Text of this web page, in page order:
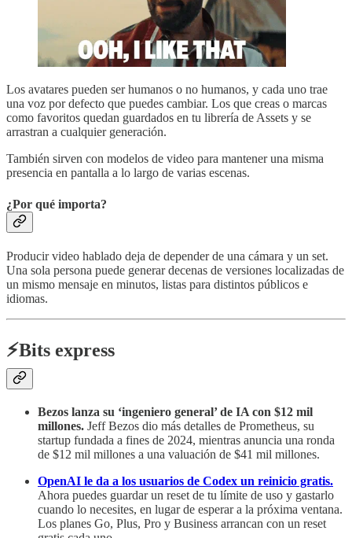
Los avatares pueden ser humanos o no humanos, y cada uno trae
una voz por defecto que puedes cambiar. Los que creas o marcas
como favoritos quedan guardados en tu librería de Assets y se
arrastran a cualquier generación.
También sirven con modelos de video para mantener una misma
presencia en pantalla a lo largo de varias escenas.
¿Por qué importa?
Producir video hablado deja de depender de una cámara y un set.
Una sola persona puede generar decenas de versiones localizadas de
un mismo mensaje en minutos, listas para distintos públicos e
idiomas.
⚡️Bits express
Bezos lanza su ‘ingeniero general’ de IA con $12 mil
millones. Jeff Bezos dio más detalles de Prometheus, su
startup fundada a fines de 2024, mientras anuncia una ronda
de $12 mil millones a una valuación de $41 mil millones.
OpenAI le da a los usuarios de Codex un reinicio gratis.
Ahora puedes guardar un reset de tu límite de uso y gastarlo
cuando lo necesites, en lugar de esperar a la próxima ventana.
Los planes Go, Plus, Pro y Business arrancan con un reset